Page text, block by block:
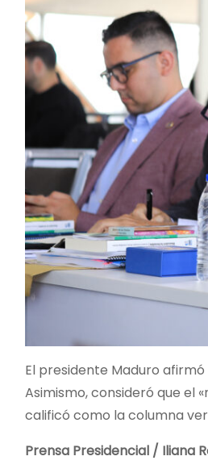
El presidente Maduro
Asimismo, consideró que el
calificó como la columna
Prensa Presidencial / Iliana